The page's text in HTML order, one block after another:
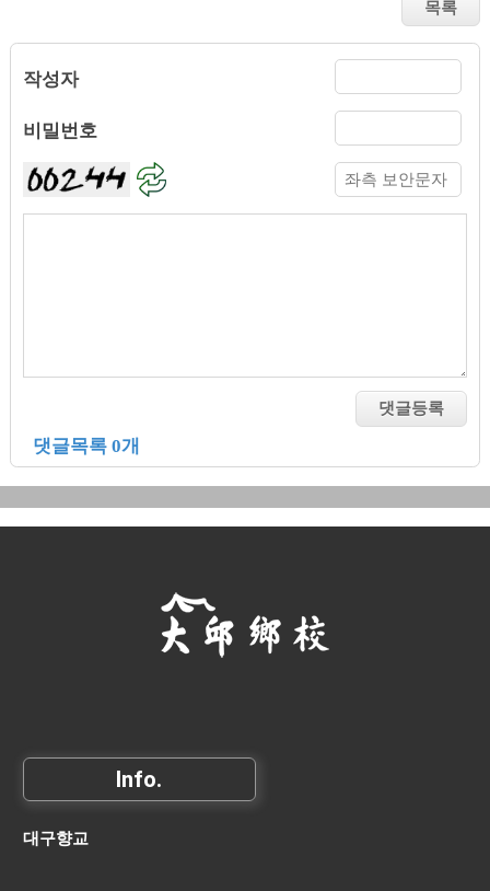
작성자
비밀번호
댓글목록 0개
Info.
대구향교